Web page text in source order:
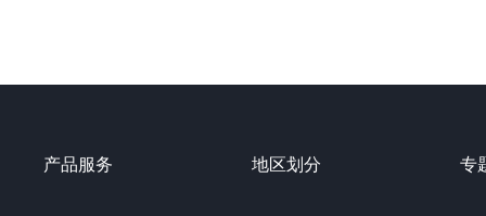
产品服务 地区划分 专